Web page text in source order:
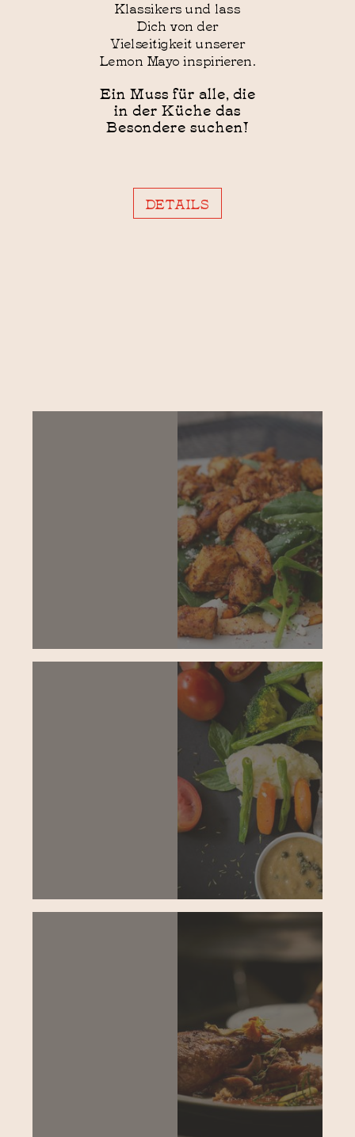
Klassikers und lass
Dich von der
Vielseitigkeit unserer
Lemon Mayo inspirieren.
Ein Muss für alle, die
in der Küche das
Besondere suchen!
DETAILS